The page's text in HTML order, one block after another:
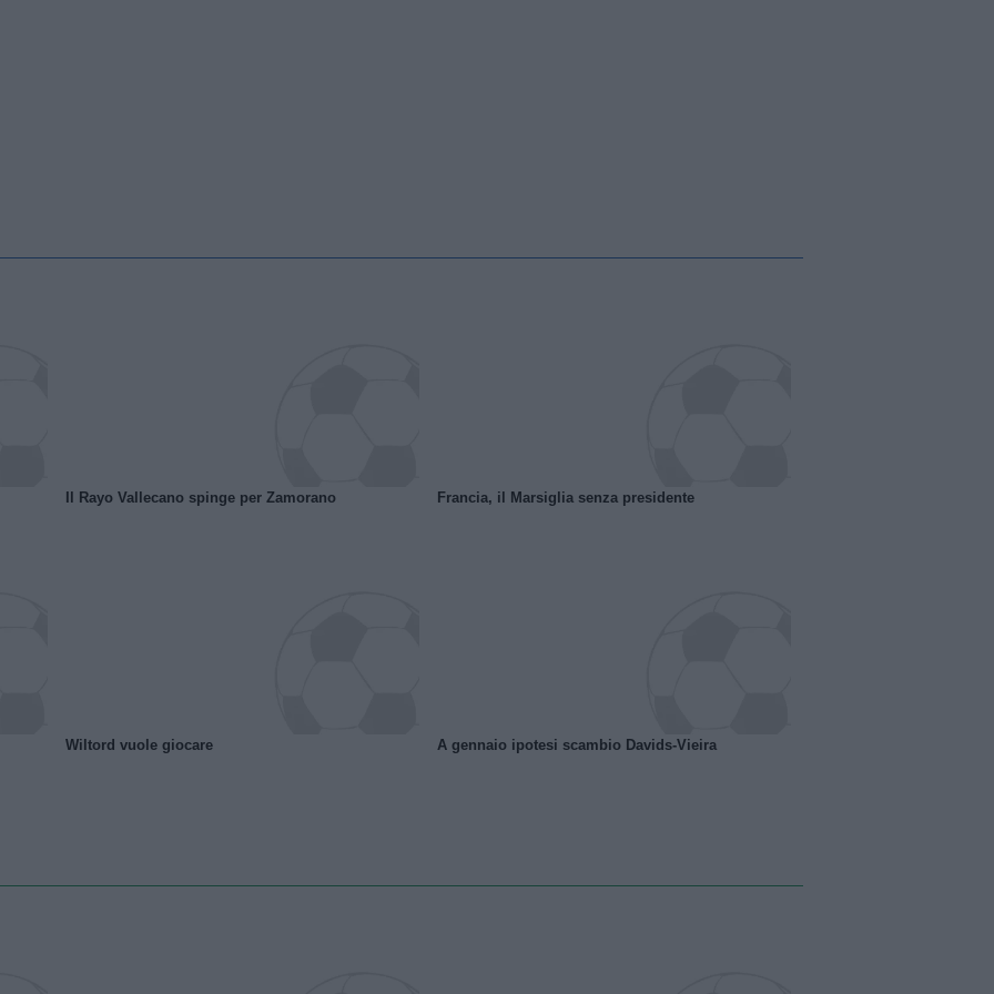
Il Rayo Vallecano spinge per Zamorano Francia, il Marsiglia senza presidente
Wiltord vuole giocare A gennaio ipotesi scambio Davids-Vieira